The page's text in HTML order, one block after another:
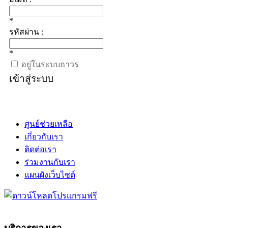
*
รหัสผ่าน :
*
อยู่ในระบบถาวร
เข้าสู่ระบบ
ศูนย์ช่วยเหลือ
เกี่ยวกับเรา
ติดต่อเรา
ร่วมงานกับเรา
แผนผังเว็บไซต์